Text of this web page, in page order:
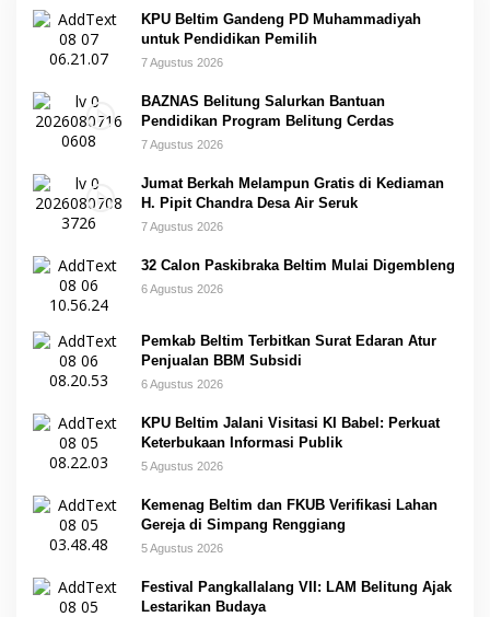
KPU Beltim Gandeng PD Muhammadiyah
untuk Pendidikan Pemilih
7 Agustus 2026
BAZNAS Belitung Salurkan Bantuan
Pendidikan Program Belitung Cerdas
7 Agustus 2026
Jumat Berkah Melampun Gratis di Kediaman
H. Pipit Chandra Desa Air Seruk
7 Agustus 2026
32 Calon Paskibraka Beltim Mulai Digembleng
6 Agustus 2026
Pemkab Beltim Terbitkan Surat Edaran Atur
Penjualan BBM Subsidi
6 Agustus 2026
KPU Beltim Jalani Visitasi KI Babel: Perkuat
Keterbukaan Informasi Publik
5 Agustus 2026
Kemenag Beltim dan FKUB Verifikasi Lahan
Gereja di Simpang Renggiang
5 Agustus 2026
Festival Pangkallalang VII: LAM Belitung Ajak
Lestarikan Budaya